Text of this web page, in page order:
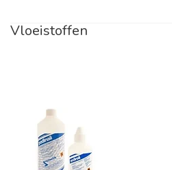
Vloeistoffen